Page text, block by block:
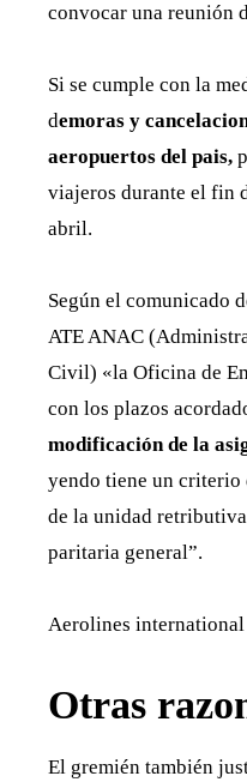
convocar una reunión
Si se cumple con la
demoras y
aeropuertos del pais,
viajeros durante el fin
abril.
Según el comunicado
ATE ANAC
Civil) «la Oficina de
con los plazos
modificación de la
yendo tiene un criterio
de la unidad
paritaria general”.
Aerolines
Otras
El gremién también